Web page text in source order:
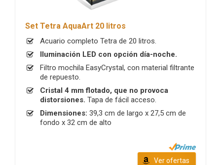
Set Tetra AquaArt 20 litros
Acuario completo Tetra de 20 litros.
Iluminación LED con opción día-noche.
Filtro mochila EasyCrystal, con material filtrante
de repuesto.
Cristal 4 mm flotado, que no provoca
distorsiones. Tapa de fácil acceso.
Dimensiones: 39,3 cm de largo x 27,5 cm de
fondo x 32 cm de alto
Ver ofertas